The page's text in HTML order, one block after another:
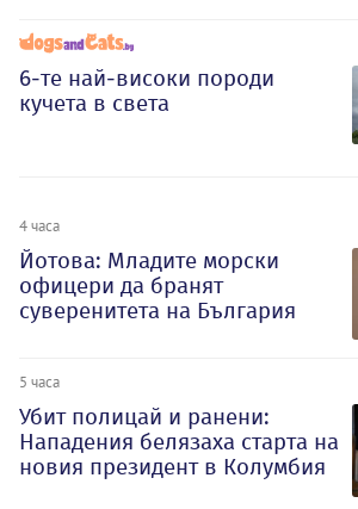
6-те най-високи породи
кучета в света
4 часа
Йотова: Младите морски
офицери да бранят
суверенитета на България
5 часа
Убит полицай и ранени:
Нападения белязаха старта на
новия президент в Колумбия